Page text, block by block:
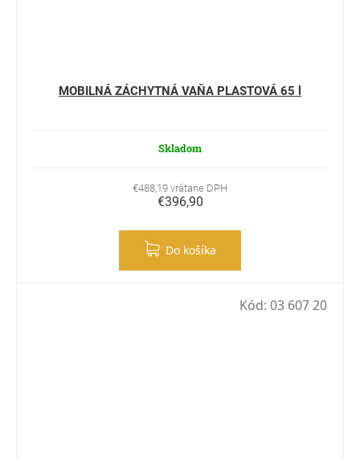
MOBILNÁ ZÁCHYTNÁ VAŇA PLASTOVÁ 65 l
Skladom
€488,19 vrátane DPH
€396,90
Do košíka
Kód: 03 607 20